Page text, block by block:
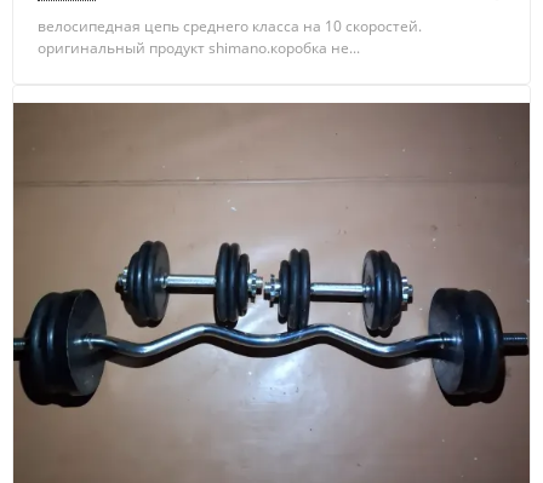
велосипедная цепь среднего класса на 10 скоростей.
оригинальный продукт shimano.коробка не...